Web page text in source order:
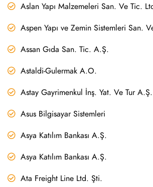
Aslan Yapı Malzemeleri San. Ve Tic.
Aspen Yapı ve Zemin Sistemleri San.
Assan Gıda San. Tic. A.Ş.
Astaldi-Gulermak A.O.
Astay Gayrimenkul İnş. Yat. Ve Tur A.Ş.
Asus Bilgisayar Sistemleri
Asya Katılım Bankası A.Ş.
Asya Katılım Bankası A.Ş.
Ata Freight Line Ltd. Şti.